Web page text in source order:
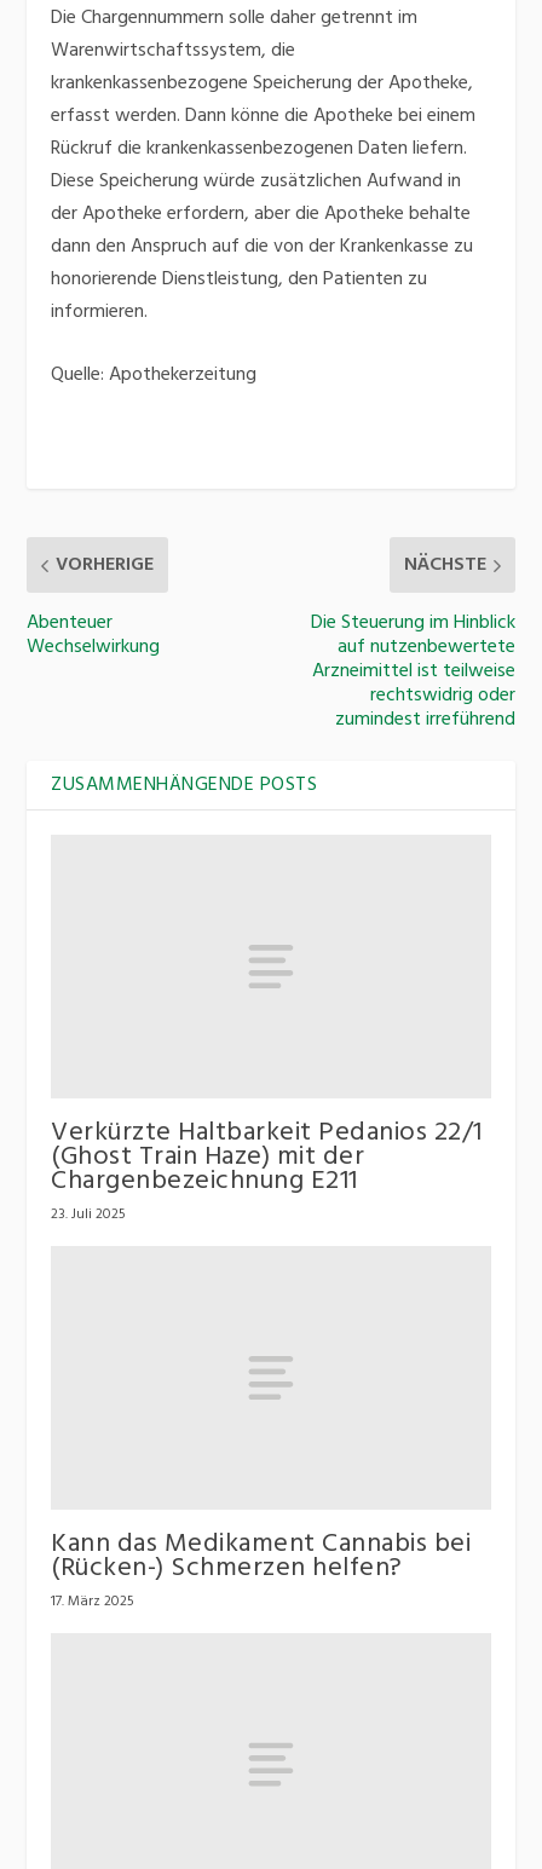
Die Chargennummern solle daher getrennt im
Warenwirtschaftssystem, die
krankenkassenbezogene Speicherung der Apotheke,
erfasst werden. Dann könne die Apotheke bei einem
Rückruf die krankenkassenbezogenen Daten liefern.
Diese Speicherung würde zusätzlichen Aufwand in
der Apotheke erfordern, aber die Apotheke behalte
dann den Anspruch auf die von der Krankenkasse zu
honorierende Dienstleistung, den Patienten zu
informieren.
Quelle: Apothekerzeitung
VORHERIGE
Abenteuer
Wechselwirkung
NÄCHSTE
Die Steuerung im Hinblick
auf nutzenbewertete
Arzneimittel ist teilweise
rechtswidrig oder
zumindest irreführend
ZUSAMMENHÄNGENDE POSTS
Verkürzte Haltbarkeit Pedanios 22/1
(Ghost Train Haze) mit der
Chargenbezeichnung E211
23. Juli 2025
Kann das Medikament Cannabis bei
(Rücken-) Schmerzen helfen?
17. März 2025